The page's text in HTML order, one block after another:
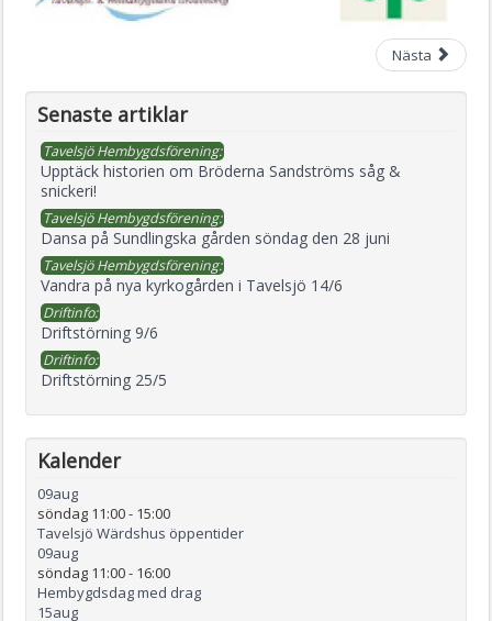
Nästa
Senaste artiklar
Tavelsjö Hembygdsförening:
Upptäck historien om Bröderna Sandströms såg &
snickeri!
Tavelsjö Hembygdsförening:
Dansa på Sundlingska gården söndag den 28 juni
Tavelsjö Hembygdsförening:
Vandra på nya kyrkogården i Tavelsjö 14/6
Driftinfo:
Driftstörning 9/6
Driftinfo:
Driftstörning 25/5
Kalender
09aug
söndag 11:00- 15:00
Tavelsjö Wärdshus öppentider
09aug
söndag 11:00- 16:00
Hembygdsdag med drag
15aug